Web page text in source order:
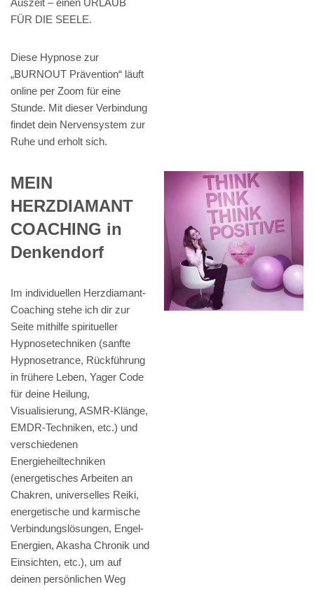
Auszeit – einen URLAUB
FÜR DIE SEELE.
Diese Hypnose zur
„BURNOUT Prävention“ läuft
online per Zoom für eine
Stunde. Mit dieser Verbindung
findet dein Nervensystem zur
Ruhe und erholt sich.
MEIN
HERZDIAMANT
COACHING in
Denkendorf
Im individuellen Herzdiamant-
Coaching stehe ich dir zur
Seite mithilfe spiritueller
Hypnosetechniken (sanfte
Hypnosetrance, Rückführung
in frühere Leben, Yager Code
für deine Heilung,
Visualisierung, ASMR-Klänge,
EMDR-Techniken, etc.) und
verschiedenen
Energieheiltechniken
(energetisches Arbeiten an
Chakren, universelles Reiki,
energetische und karmische
Verbindungslösungen, Engel-
Energien, Akasha Chronik und
Einsichten, etc.), um auf
deinen persönlichen Weg